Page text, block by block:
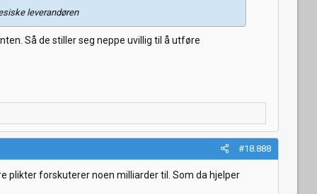
leverandøren
Så de stiller seg neppe uvillig til å utføre
#18.888
plikter forskuterer noen milliarder til. Som da hjelper